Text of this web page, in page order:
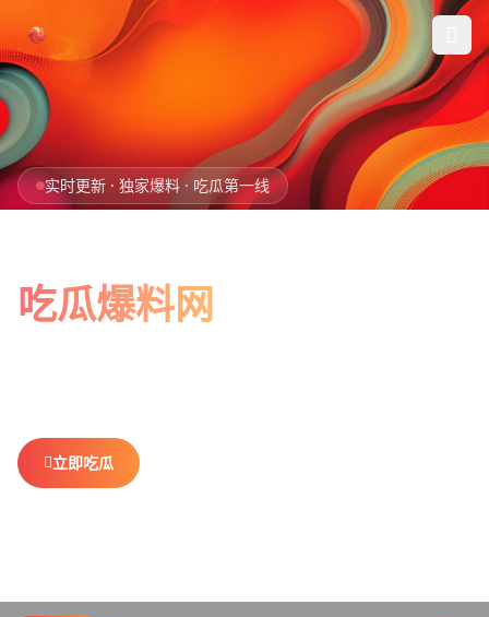
首页
今日爆料
实时更新 · 独家爆料 · 吃瓜第一线
吃瓜爆料网
立即吃瓜